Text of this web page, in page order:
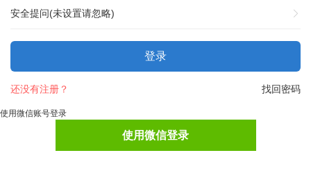
安全提问(未设置请忽略)
登录
找回密码
还没有注册？
使用微信账号登录
使用微信登录